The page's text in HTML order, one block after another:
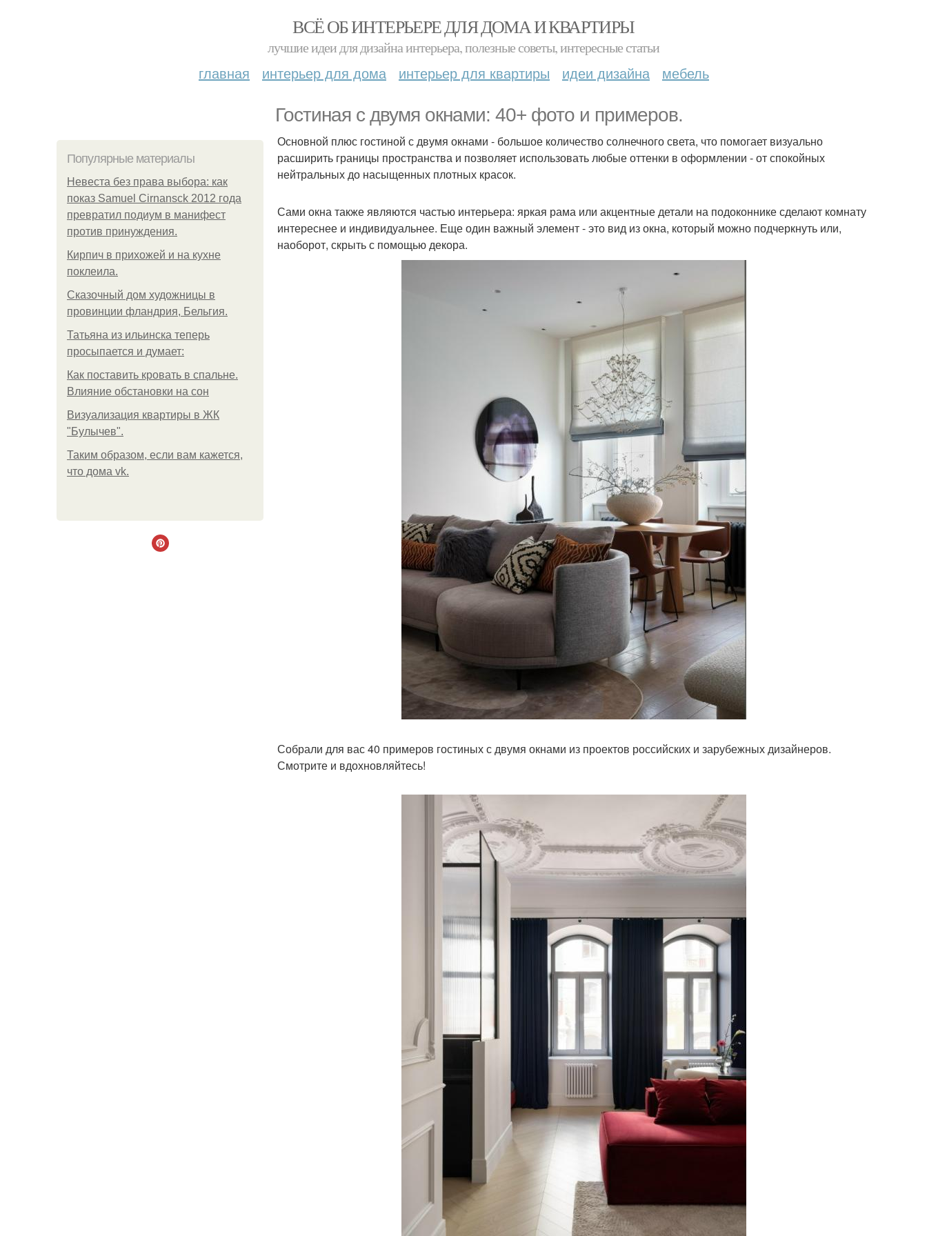
ВСЁ ОБ ИНТЕРЬЕРЕ ДЛЯ ДОМА И КВАРТИРЫ
лучшие идеи для дизайна интерьера, полезные советы, интересные статьи
главная интерьер для дома интерьер для квартиры идеи дизайна мебель
Гостиная с двумя окнами: 40+ фото и примеров.
Популярные материалы
Невеста без права выбора: как
показ Samuel Cirnansck 2012 года
превратил подиум в манифест
против принуждения.
Кирпич в прихожей и на кухне
поклеила.
Сказочный дом художницы в
провинции фландрия, Бельгия.
Татьяна из ильинска теперь
просыпается и думает:
Как поставить кровать в спальне.
Влияние обстановки на сон
Визуализация квартиры в ЖК
"Булычев".
Таким образом, если вам кажется,
что дома vk.
Основной плюс гостиной с двумя окнами - большое количество солнечного света, что помогает визуально
расширить границы пространства и позволяет использовать любые оттенки в оформлении - от спокойных
нейтральных до насыщенных плотных красок.
Сами окна также являются частью интерьера: яркая рама или акцентные детали на подоконнике сделают комнату
интереснее и индивидуальнее. Еще один важный элемент - это вид из окна, который можно подчеркнуть или,
наоборот, скрыть с помощью декора.
Собрали для вас 40 примеров гостиных с двумя окнами из проектов российских и зарубежных дизайнеров.
Смотрите и вдохновляйтесь!